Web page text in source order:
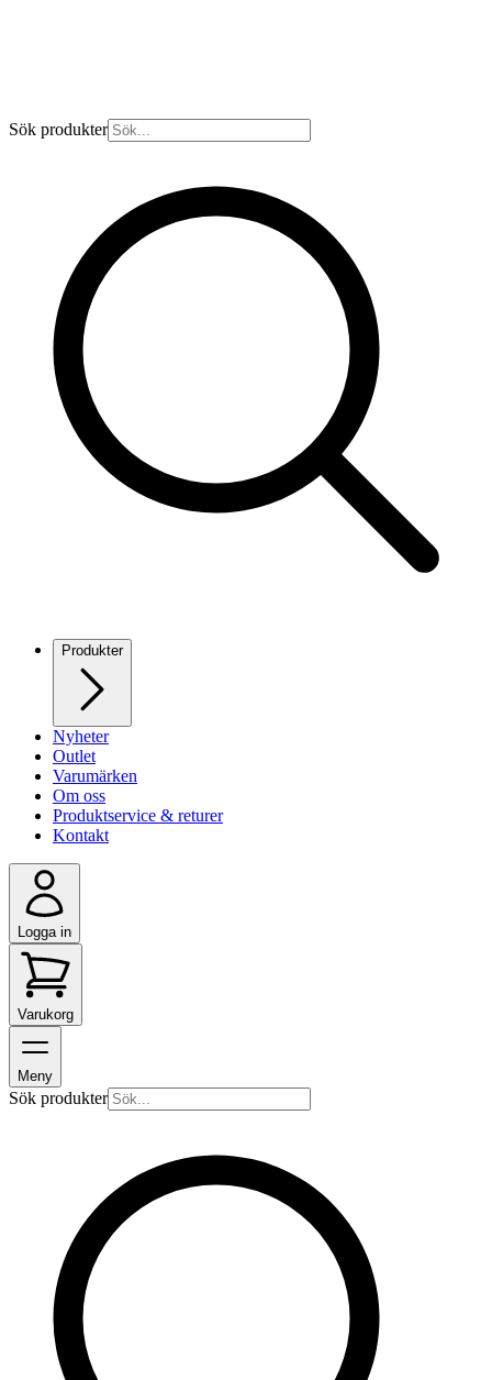
Sök produkter
Produkter
Nyheter
Outlet
Varumärken
Om oss
Produktservice & returer
Kontakt
Logga in
Varukorg
Meny
Sök produkter